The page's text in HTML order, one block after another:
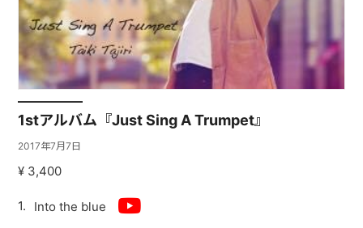
CONTACT
1stアルバム『Just Sing A Trumpet』
2017年7月7日
¥ 3,400
Into the blue